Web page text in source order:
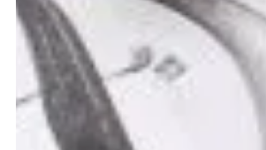
nisi ut aliquip ex ea
consequat.